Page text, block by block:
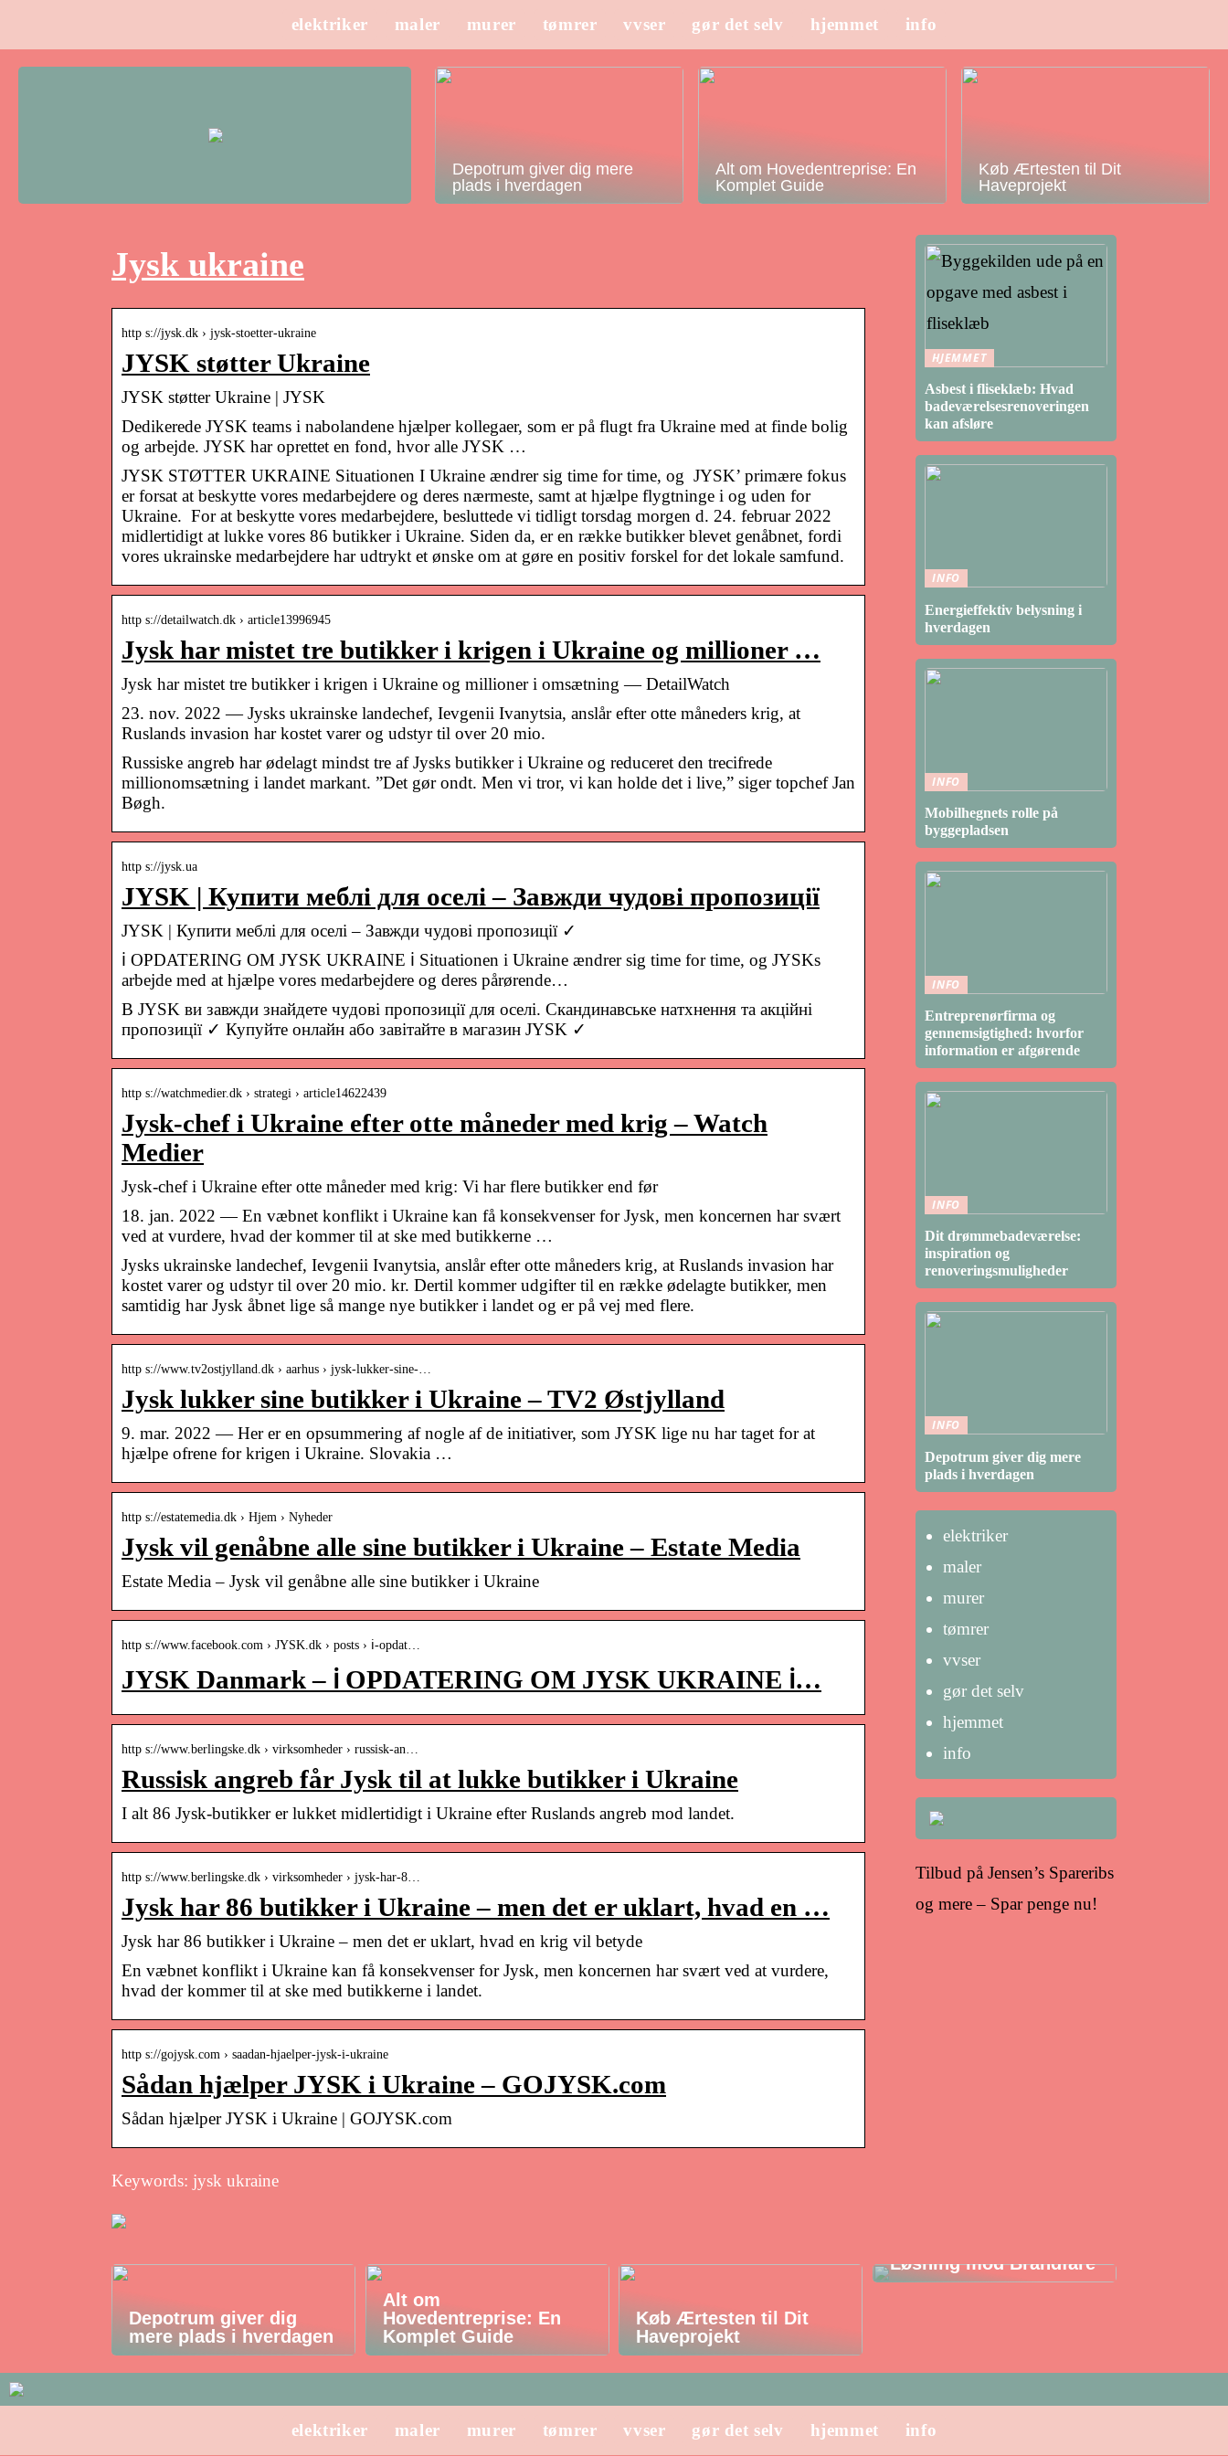
elektriker maler murer tømrer vvser gør det selv hjemmet info
Depotrum giver dig mere
plads i hverdagen
Alt om Hovedentreprise: En
Komplet Guide
Køb Ærtesten til Dit
Haveprojekt
Jysk ukraine
http s://jysk.dk › jysk-stoetter-ukraine
JYSK støtter Ukraine
JYSK støtter Ukraine | JYSK
Dedikerede JYSK teams i nabolandene hjælper kollegaer, som er på flugt fra Ukraine med at finde bolig
og arbejde. JYSK har oprettet en fond, hvor alle JYSK …
JYSK STØTTER UKRAINE Situationen I Ukraine ændrer sig time for time, og JYSK’ primære fokus
er forsat at beskytte vores medarbejdere og deres nærmeste, samt at hjælpe flygtninge i og uden for
Ukraine. For at beskytte vores medarbejdere, besluttede vi tidligt torsdag morgen d. 24. februar 2022
midlertidigt at lukke vores 86 butikker i Ukraine. Siden da, er en række butikker blevet genåbnet, fordi
vores ukrainske medarbejdere har udtrykt et ønske om at gøre en positiv forskel for det lokale samfund.
http s://detailwatch.dk › article13996945
Jysk har mistet tre butikker i krigen i Ukraine og millioner …
Jysk har mistet tre butikker i krigen i Ukraine og millioner i omsætning — DetailWatch
23. nov. 2022 — Jysks ukrainske landechef, Ievgenii Ivanytsia, anslår efter otte måneders krig, at
Ruslands invasion har kostet varer og udstyr til over 20 mio.
Russiske angreb har ødelagt mindst tre af Jysks butikker i Ukraine og reduceret den trecifrede
millionomsætning i landet markant. ”Det gør ondt. Men vi tror, vi kan holde det i live,” siger topchef Jan
Bøgh.
http s://jysk.ua
JYSK | Купити меблі для оселі – Завжди чудові пропозиції
JYSK | Купити меблі для оселі – Завжди чудові пропозиції ✓
ℹ️ OPDATERING OM JYSK UKRAINE ℹ️ Situationen i Ukraine ændrer sig time for time, og JYSKs
arbejde med at hjælpe vores medarbejdere og deres pårørende…
В JYSK ви завжди знайдете чудові пропозиції для оселі. Скандинавське натхнення та акційні
пропозиції ✓ Купуйте онлайн або завітайте в магазин JYSK ✓
http s://watchmedier.dk › strategi › article14622439
Jysk-chef i Ukraine efter otte måneder med krig – Watch
Medier
Jysk-chef i Ukraine efter otte måneder med krig: Vi har flere butikker end før
18. jan. 2022 — En væbnet konflikt i Ukraine kan få konsekvenser for Jysk, men koncernen har svært
ved at vurdere, hvad der kommer til at ske med butikkerne …
Jysks ukrainske landechef, Ievgenii Ivanytsia, anslår efter otte måneders krig, at Ruslands invasion har
kostet varer og udstyr til over 20 mio. kr. Dertil kommer udgifter til en række ødelagte butikker, men
samtidig har Jysk åbnet lige så mange nye butikker i landet og er på vej med flere.
http s://www.tv2ostjylland.dk › aarhus › jysk-lukker-sine-…
Jysk lukker sine butikker i Ukraine – TV2 Østjylland
9. mar. 2022 — Her er en opsummering af nogle af de initiativer, som JYSK lige nu har taget for at
hjælpe ofrene for krigen i Ukraine. Slovakia …
http s://estatemedia.dk › Hjem › Nyheder
Jysk vil genåbne alle sine butikker i Ukraine – Estate Media
Estate Media – Jysk vil genåbne alle sine butikker i Ukraine
http s://www.facebook.com › JYSK.dk › posts › ℹ️-opdat…
JYSK Danmark – ℹ️ OPDATERING OM JYSK UKRAINE ℹ️…
http s://www.berlingske.dk › virksomheder › russisk-an…
Russisk angreb får Jysk til at lukke butikker i Ukraine
I alt 86 Jysk-butikker er lukket midlertidigt i Ukraine efter Ruslands angreb mod landet.
http s://www.berlingske.dk › virksomheder › jysk-har-8…
Jysk har 86 butikker i Ukraine – men det er uklart, hvad en …
Jysk har 86 butikker i Ukraine – men det er uklart, hvad en krig vil betyde
En væbnet konflikt i Ukraine kan få konsekvenser for Jysk, men koncernen har svært ved at vurdere,
hvad der kommer til at ske med butikkerne i landet.
http s://gojysk.com › saadan-hjaelper-jysk-i-ukraine
Sådan hjælper JYSK i Ukraine – GOJYSK.com
Sådan hjælper JYSK i Ukraine | GOJYSK.com
Keywords: jysk ukraine
HJEMMET
Asbest i fliseklæb: Hvad
badeværelsesrenoveringen
kan afsløre
INFO
Energieffektiv belysning i
hverdagen
INFO
Mobilhegnets rolle på
byggepladsen
INFO
Entreprenørfirma og
gennemsigtighed: hvorfor
information er afgørende
INFO
Dit drømmebadeværelse:
inspiration og
renoveringsmuligheder
INFO
Depotrum giver dig mere
plads i hverdagen
elektriker
maler
murer
tømrer
vvser
gør det selv
hjemmet
info
Tilbud på Jensen’s Spareribs
og mere – Spar penge nu!
Depotrum giver dig
mere plads i hverdagen
Alt om
Hovedentreprise: En
Komplet Guide
Køb Ærtesten til Dit
Haveprojekt
Løsning mod Brandfare
elektriker maler murer tømrer vvser gør det selv hjemmet info